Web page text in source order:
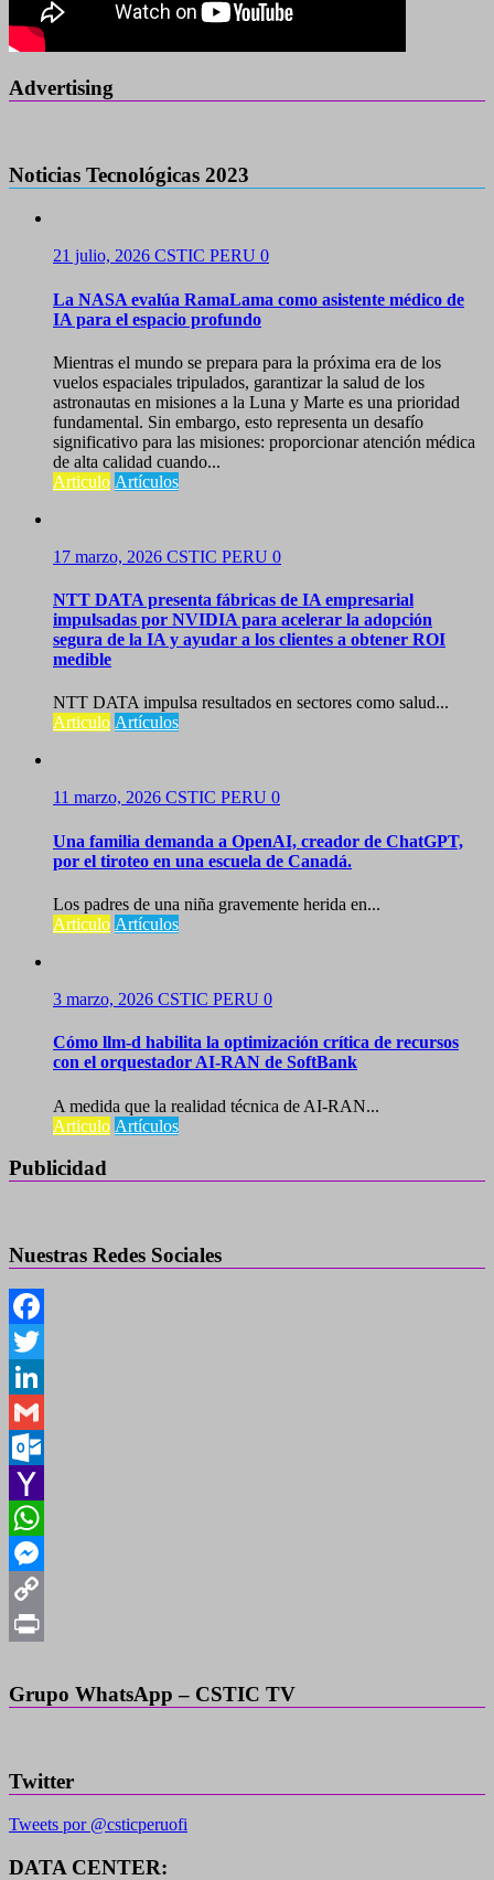
Advertising
Noticias Tecnológicas 2023
21 julio, 2026 CSTIC PERU 0
La NASA evalúa RamaLama como asistente médico de
IA para el espacio profundo
Mientras el mundo se prepara para la próxima era de los
vuelos espaciales tripulados, garantizar la salud de los
astronautas en misiones a la Luna y Marte es una prioridad
fundamental. Sin embargo, esto representa un desafío
significativo para las misiones: proporcionar atención médica
de alta calidad cuando...
Articulo Artículos
17 marzo, 2026 CSTIC PERU 0
NTT DATA presenta fábricas de IA empresarial
impulsadas por NVIDIA para acelerar la adopción
segura de la IA y ayudar a los clientes a obtener ROI
medible
NTT DATA impulsa resultados en sectores como salud...
Articulo Artículos
11 marzo, 2026 CSTIC PERU 0
Una familia demanda a OpenAI, creador de ChatGPT,
por el tiroteo en una escuela de Canadá.
Los padres de una niña gravemente herida en...
Articulo Artículos
3 marzo, 2026 CSTIC PERU 0
Cómo llm-d habilita la optimización crítica de recursos
con el orquestador AI-RAN de SoftBank
A medida que la realidad técnica de AI-RAN...
Articulo Artículos
Publicidad
Nuestras Redes Sociales
Facebook
Twitter
LinkedIn
Gmail
Outlook.com
Yahoo
Mail
WhatsApp
Messenger
Copy
Grupo WhatsApp – CSTIC TV
Twitter
Tweets por @csticperuofi
DATA CENTER: